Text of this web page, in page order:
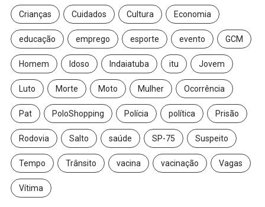
Crianças Cuidados Cultura Economia
educação emprego esporte evento GCM
Homem Idoso Indaiatuba itu Jovem
Luto Morte Moto Mulher Ocorrência
Pat PoloShopping Polícia política Prisão
Rodovia Salto saúde SP-75 Suspeito
Tempo Trânsito vacina vacinação Vagas
Vítima